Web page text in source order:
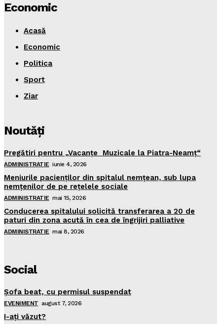
Economic
Acasă
Economic
Politica
Sport
Ziar
Noutăţi
Pregătiri pentru „Vacanţe Muzicale la Piatra-Neamţ“
ADMINISTRATIE iunie 4, 2026
Meniurile pacienţilor din spitalul nemţean, sub lupa
nemţenilor de pe reţelele sociale
ADMINISTRATIE mai 15, 2026
Conducerea spitalului solicită transferarea a 20 de
paturi din zona acută în cea de îngrijiri palliative
ADMINISTRATIE mai 8, 2026
Social
Şofa beat, cu permisul suspendat
EVENIMENT august 7, 2026
I-aţi văzut?